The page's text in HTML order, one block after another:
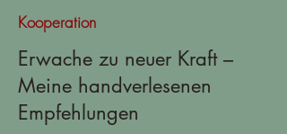
Kooperation
Erwache zu neuer Kraft –
Meine handverlesenen
Empfehlungen